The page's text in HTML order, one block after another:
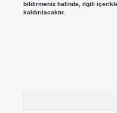
bildirmeniz halinde, ilgili
kaldırılacaktır.